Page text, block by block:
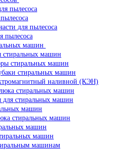
пылесоса
для пылесоса
пылесоса
машин
стиральных машин
стиральных машин
стиральных машин
наливной (КЭН)
стиральных машин
для стиральных машин
машин
стиральных машин
машин
машин
машинам